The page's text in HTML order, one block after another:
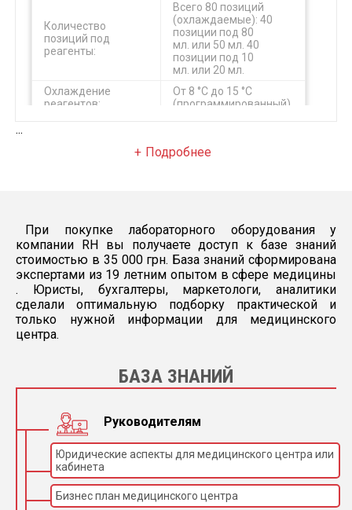
Количество
позиций под
реагенты:
Всего 80 позиций
(охлаждаемые): 40
позиции под 80
мл. или 50 мл. 40
позиции под 10
мл. или 20 мл.
Охлаждение
реагентов:
От 8 °C до 15 °C
(программированный)
26 позиций (контролей
Кол-во измеряемых
кюветов:
оптического стекла
(многоразовые)
Прогреваются – 37 °C
Реакционный
объем:
(Необходимый
объем для
измерения)
От 180 до 400 мкл
Тип образца:
Сыворотка, Моча,
Кол-во заборных
игл:
и реагентов) с
датчиком удара и
уровня жидкости
сывороткиВторая
игла – для реагентов
Третья игла – для
...
Подробнее
При покупке лабораторного оборудования у
компании RH вы получаете доступ к базе знаний
стоимостью в 35 000 грн. База знаний сформирована
экспертами из 19 летним опытом в сфере медицины
. Юристы, бухгалтеры, маркетологи, аналитики
сделали оптимальную подборку практической и
только нужной информации для медицинского
центра.
БАЗА ЗНАНИЙ
Руководителям
Юридические аспекты для медицинского центра или
кабинета
Бизнес план медицинского центра